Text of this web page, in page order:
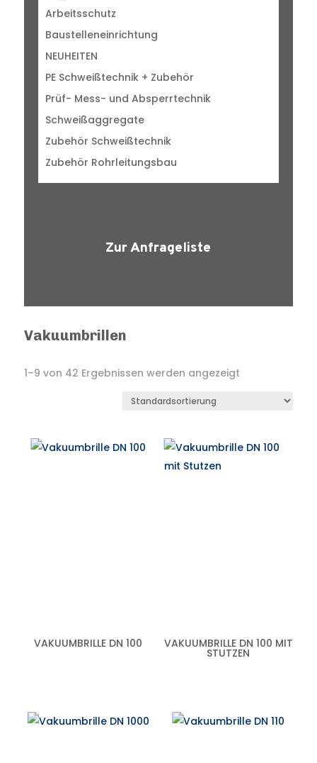
Arbeitsschutz
Baustelleneinrichtung
NEUHEITEN
PE Schweißtechnik + Zubehör
Prüf- Mess- und Absperrtechnik
Schweißaggregate
Zubehör Schweißtechnik
Zubehör Rohrleitungsbau
Zur Anfrageliste
Vakuumbrillen
1–9 von 42 Ergebnissen werden angezeigt
VAKUUMBRILLE DN 100 VAKUUMBRILLE DN 100 MIT
STUTZEN